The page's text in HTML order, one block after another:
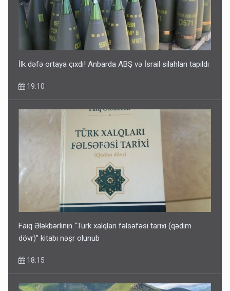
İlk dəfə ortaya çıxdı! Anbarda ABŞ və İsrail silahları tapıldı
19:10
Faiq Ələkbərlinin “Türk xalqları fəlsəfəsi tarixi (qədim
dövr)” kitabı nəşr olunub
18:15